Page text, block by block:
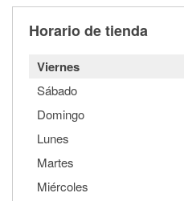
Horario de tienda
Viernes
Sábado
Domingo
Lunes
Martes
Miércoles